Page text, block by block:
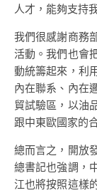
人才，能夠支持
我們很感謝商務
活動。我們也會
動統籌起來，利
內在聯系、內在
貿試驗區，以油
跟中東歐國家的
總而言之，開放
總書記也強調，
江也將按照這樣